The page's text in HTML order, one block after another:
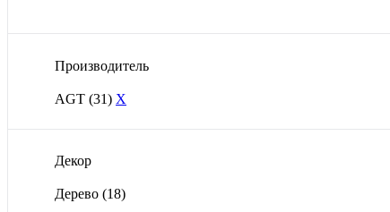
Производитель
AGT (31) X
Декор
Дерево (18)